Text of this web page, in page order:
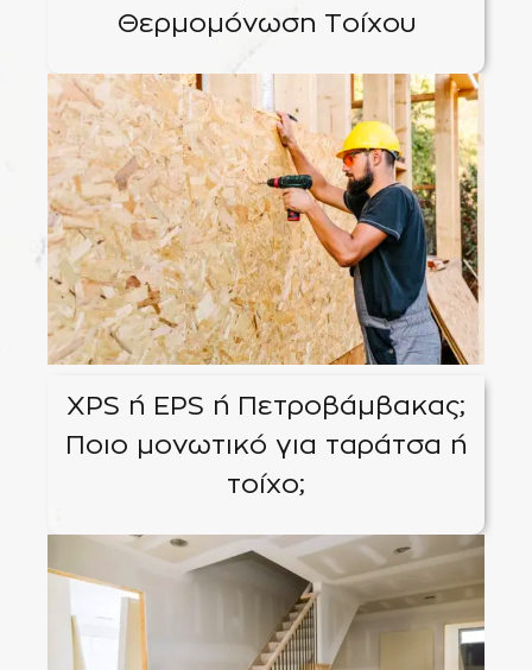
Θερμομόνωση Τοίχου
XPS ή EPS ή Πετροβάμβακας;
Ποιο μονωτικό για ταράτσα ή
τοίχο;